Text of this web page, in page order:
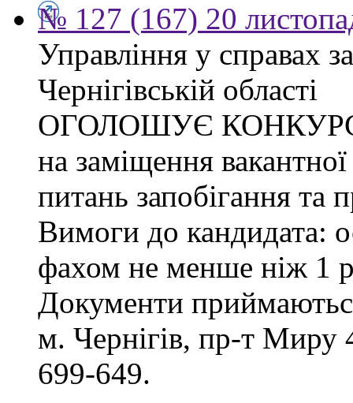
№ 127 (167) 20
Управління у справах
Чернігівській області
ОГОЛОШУЄ
на заміщення
питань запобігання та
Вимоги до кандидата:
фахом не менше ніж 1
Документи
м. Чернігів, пр-т Миру
699-649.